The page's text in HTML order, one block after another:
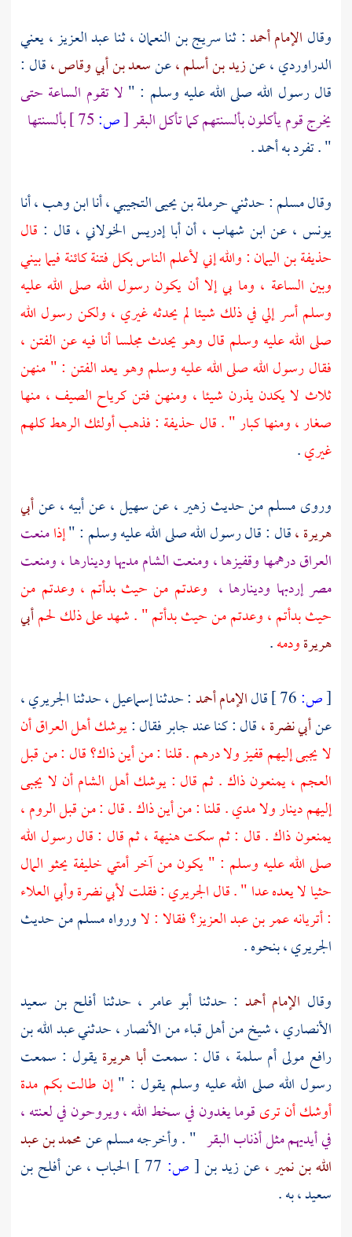
وقال الإمام أحمد: ثناسريج بن النعمان ،ثنا عبدالعزيز ، يعني
الدراوردي ،عنزيد بن أسلم ،عنسعد بن أبي وقاص ،قال :
قال رسول الله صلى الله عليه وسلم : " لا تقوم الساعة حتى
يخرج قوم يأكلون بألسنتهم كما تأكل البقر[ص:
بألسنتها
" . تفرد بهأحمد.
وقالمسلم: حدثنيحرملة بن يحيى التجيبي ،أناابن وهب ،أنا
يونس ، عنابن شهاب ، أنأبا إدريس الخولاني ، قال : قال
حذيفة بن اليمان: والله إني لأعلم الناس بكل فتنة كائنة فيما بيني
وبين الساعة ، وما بي إلا أن يكون رسول الله صلى الله عليه
وسلم أسر إلي في ذلك شيئا لم يحدثه غيري ، ولكن رسول الله
صلى الله عليه وسلم قال وهو يحدث مجلسا أنا فيه عن الفتن ،
فقال رسول الله صلى الله عليه وسلم وهو يعد الفتن : " منهن
ثلاث لا يكدن يذرن شيئا ، ومنهن فتن كرياح الصيف ، منها
صغار ، ومنها كبار " . قال حذيفة : فذهب أولئك الرهط كلهم
غيري.
وروىمسلممن حديثزهير ،عنسهيل ،عن أبيه ، عنأبي
هريرة ،قال : قال رسول الله صلى الله عليه وسلم : "إذامنعت
العراقدرهمها وقفيزها ، ومنعتالشاممديها ودينارها ، ومنعت
مصرإردبها ودينارها ، وعدتم من حيث بدأتم ، وعدتم من
حيث بدأتم ، وعدتم من حيث بدأتم " . شهد على ذلك لحمأبي
هريرةودمه.
[ص: قالالإمام أحمد: حدثناإسماعيل ،حدثناالجريري ،
عنأبي نضرة ،قال : كنا عندجابرفقال :يوشك أهلالعراقأن
لا يجبى إليهم قفيز ولا درهم . قلنا : من أين ذاك؟ قال : من قبل
العجم ، يمنعون ذاك . ثم قال : يوشك أهلالشامأن لا يجبى
إليهم دينار ولا مدي . قلنا : من أين ذاك . قال : من قبلالروم ،
يمنعون ذاك . قال : ثم سكت هنيهة ، ثم قال : قال رسول الله
صلى الله عليه وسلم : " يكون من آخر أمتي خليفة يحثو المال
حثيا لا يعده عدا " . قال الجريري : فقلتلأبي نضرةوأبي العلاء
: أتريانهعمر بن عبد العزيز؟فقالا : لاورواهمسلممن حديث
الجريري ،بنحوه .
وقال الإمام أحمد : حدثنا أبو عامر ، حدثنا أفلح بن سعيد
الأنصاري ،شيخ من أهلقباءمنالأنصار ،حدثني عبدالله بن
رافع مولى أم سلمة ، قال : سمعت أبا هريرةيقول : سمعت
رسول الله صلى الله عليه وسلم يقول : "إن طالت بكم مدة
أوشك أن ترىقوما يغدون في سخط الله ، ويروحون في لعنته ،
في أيديهم مثل أذناب البقر " . وأخرجهمسلمعنمحمد بن عبد
الله بن نمير ،عنزيد بن[ص: الحباب ،عنأفلح بن
سعيد ،به .